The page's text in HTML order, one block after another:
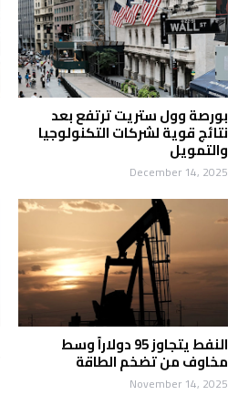
بورصة وول ستريت ترتفع بعد
نتائج قوية لشركات التكنولوجيا
والتمويل
December 14, 2025
النفط يتجاوز 95 دولاراً وسط
مخاوف من تضخم الطاقة
November 14, 2025